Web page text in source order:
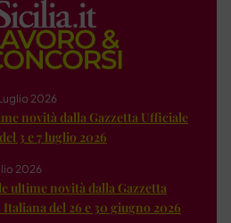
2026
novità dalla Gazzetta Ufficiale
3 e 7 luglio 2026
2026
ultime novità dalla Gazzetta
del 26 e 30 giugno 2026